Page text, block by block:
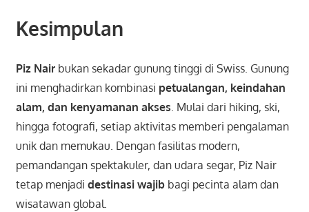
Kesimpulan
Piz Nairbukan sekadar gunung tinggi di Swiss. Gunung
ini menghadirkan kombinasi petualangan, keindahan
alam, dan kenyamanan akses. Mulai dari hiking, ski,
hingga fotografi, setiap aktivitas memberi pengalaman
unik dan memukau. Dengan fasilitas modern,
pemandangan spektakuler, dan udara segar, Piz Nair
tetap menjadi destinasi wajibbagi pecinta alam dan
wisatawan global.